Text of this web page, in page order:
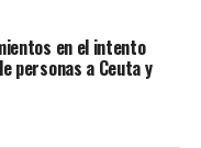
en el intento
personas a Ceuta y